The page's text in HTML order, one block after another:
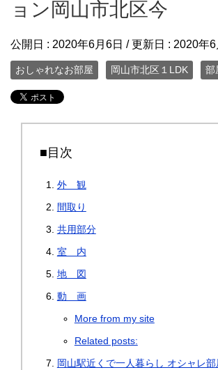
ョン岡山市北区今
公開日 : 2020年6月6日 / 更新日 : 2020年6
おしゃれなお部屋 岡山市北区１LDK 部
■目次
外 観
間取り
共用部分
室 内
地 図
動 画
More from my site
Related posts:
岡山駅近くで一人暮らし オシャレ